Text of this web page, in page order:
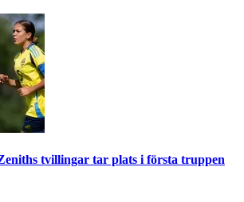
tvillingar tar plats i första truppen